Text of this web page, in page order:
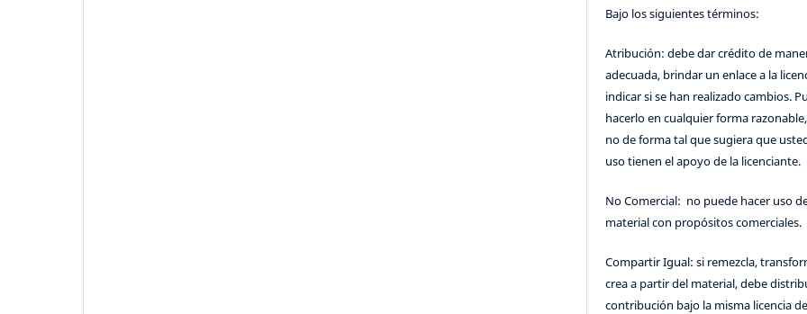
Bajo los siguientes términos:
Atribución: debe dar crédito de
adecuada, brindar un enlace a la
indicar si se han realizado cambios.
hacerlo en cualquier forma
no de forma tal que sugiera que
uso tienen el apoyo de la licenciante.
No Comercial: no puede hacer uso
material con propósitos comerciales.
Compartir Igual: si remezcla,
crea a partir del material, debe
contribución bajo la misma licencia